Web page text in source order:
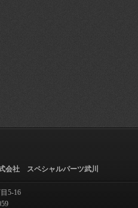
会社 スペシャルパーツ武川
5-16